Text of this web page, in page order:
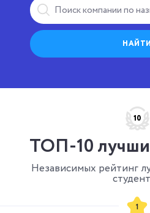
НАЙТИ
10
ТОП-10
Независимых рейтинг
1